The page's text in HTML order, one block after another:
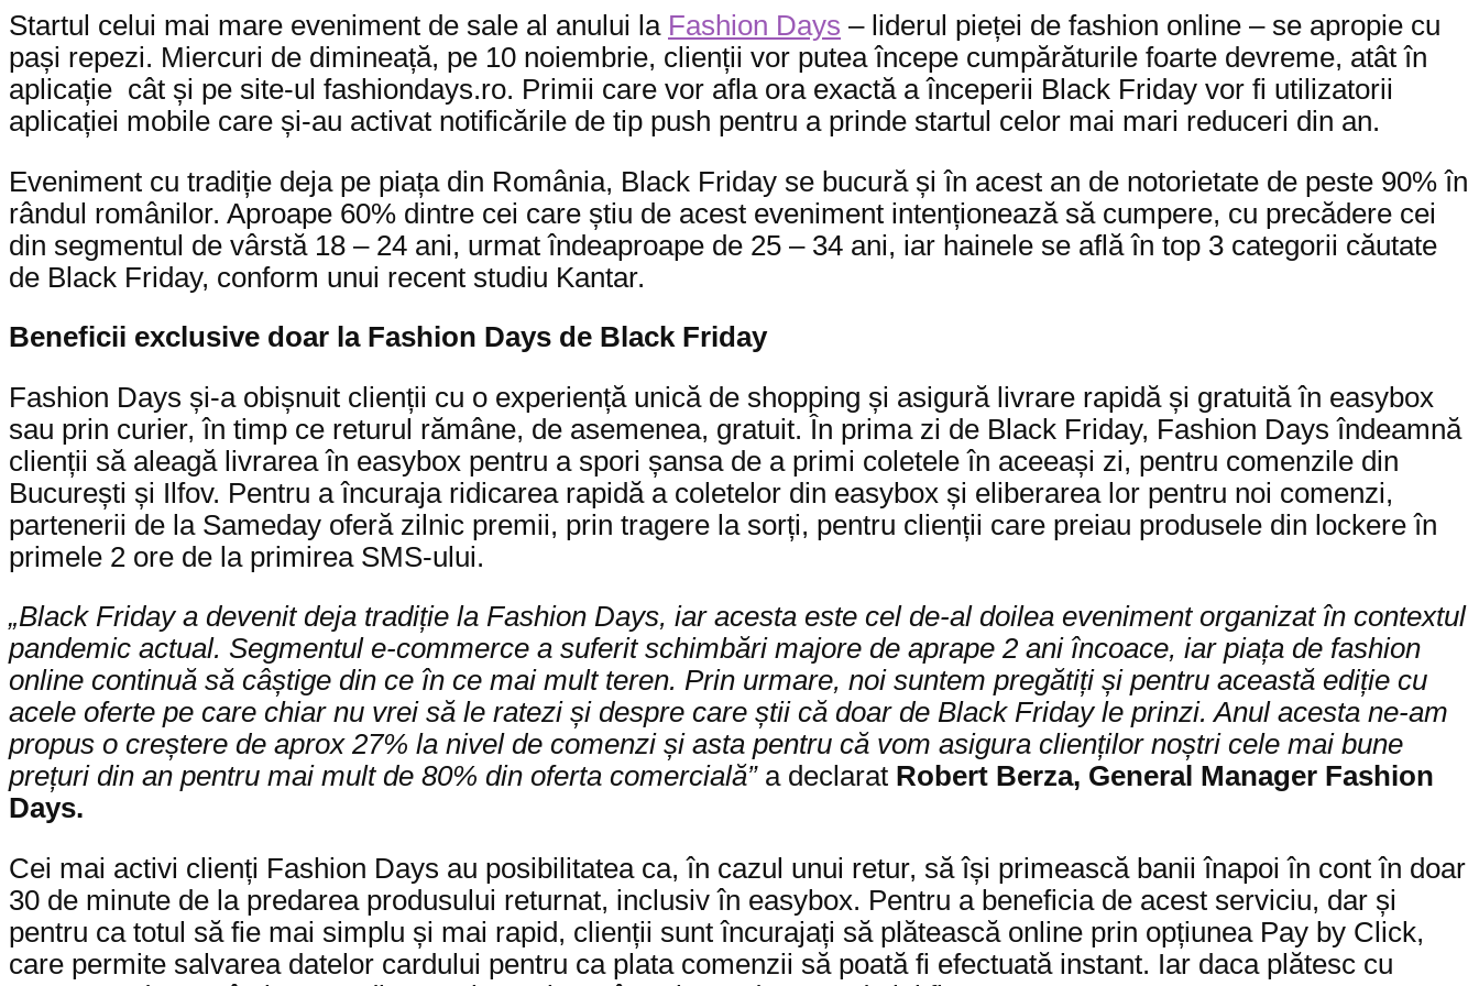
Startul celui mai mare eveniment de sale al anului la Fashion Days – liderul pieței de fashion online – se apropie cu
pași repezi. Miercuri de dimineață, pe 10 noiembrie, clienții vor putea începe cumpărăturile foarte devreme, atât în
aplicație cât și pe site-ul fashiondays.ro. Primii care vor afla ora exactă a începerii Black Friday vor fi utilizatorii
aplicației mobile care și-au activat notificările de tip push pentru a prinde startul celor mai mari reduceri din an.
Eveniment cu tradiție deja pe piața din România, Black Friday se bucură și în acest an de notorietate de peste 90% în
rândul românilor. Aproape 60% dintre cei care știu de acest eveniment intenționează să cumpere, cu precădere cei
din segmentul de vârstă 18 – 24 ani, urmat îndeaproape de 25 – 34 ani, iar hainele se află în top 3 categorii căutate
de Black Friday, conform unui recent studiu Kantar.
Beneficii exclusive doar la Fashion Days de Black Friday
Fashion Days și-a obișnuit clienții cu o experiență unică de shopping și asigură livrare rapidă și gratuită în easybox
sau prin curier, în timp ce returul rămâne, de asemenea, gratuit. În prima zi de Black Friday, Fashion Days îndeamnă
clienții să aleagă livrarea în easybox pentru a spori șansa de a primi coletele în aceeași zi, pentru comenzile din
București și Ilfov. Pentru a încuraja ridicarea rapidă a coletelor din easybox și eliberarea lor pentru noi comenzi,
partenerii de la Sameday oferă zilnic premii, prin tragere la sorți, pentru clienții care preiau produsele din lockere în
primele 2 ore de la primirea SMS-ului.
„Black Friday a devenit deja tradiție la Fashion Days, iar acesta este cel de-al doilea eveniment organizat în contextul
pandemic actual. Segmentul e-commerce a suferit schimbări majore de aprape 2 ani încoace, iar piața de fashion
online continuă să câștige din ce în ce mai mult teren. Prin urmare, noi suntem pregătiți și pentru această ediție cu
acele oferte pe care chiar nu vrei să le ratezi și despre care știi că doar de Black Friday le prinzi. Anul acesta ne-am
propus o creștere de aprox 27% la nivel de comenzi și asta pentru că vom asigura clienților noștri cele mai bune
prețuri din an pentru mai mult de 80% din oferta comercială”a declarat Robert Berza, General Manager Fashion
Days.
Cei mai activi clienți Fashion Days au posibilitatea ca, în cazul unui retur, să își primească banii înapoi în cont în doar
30 de minute de la predarea produsului returnat, inclusiv în easybox. Pentru a beneficia de acest serviciu, dar și
pentru ca totul să fie mai simplu și mai rapid, clienții sunt încurajați să plătească online prin opțiunea Pay by Click,
care permite salvarea datelor cardului pentru ca plata comenzii să poată fi efectuată instant. Iar daca plătesc cu